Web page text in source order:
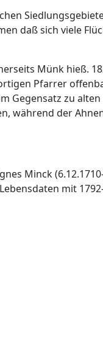
daß sich viele
Münk hieß.
Pfarrer
Gegensatz zu
während der
Minck
mit